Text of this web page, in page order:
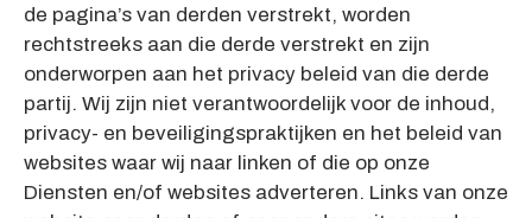
de pagina’s van derden verstrekt, worden
rechtstreeks aan die derde verstrekt en zijn
onderworpen aan het privacy beleid van die derde
partij. Wij zijn niet verantwoordelijk voor de inhoud,
privacy- en beveiligingspraktijken en het beleid van
websites waar wij naar linken of die op onze
Diensten en/of websites adverteren. Links van onze